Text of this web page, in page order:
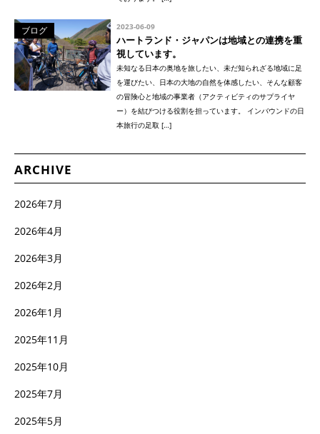
ブログ 2023-06-09
ハートランド・ジャパンは地域との連携を重
視しています。
未知なる日本の奥地を旅したい、未だ知られざる地域に足
を運びたい、日本の大地の自然を体感したい、そんな顧客
の冒険心と地域の事業者（アクティビティのサプライヤ
ー）を結びつける役割を担っています。 インバウンドの日
本旅行の足取 […]
ARCHIVE
2026年7月
2026年4月
2026年3月
2026年2月
2026年1月
2025年11月
2025年10月
2025年7月
2025年5月